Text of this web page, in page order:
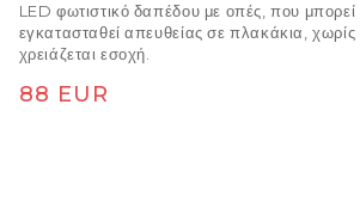
LED φωτιστικό δαπέδου με οπές, που μπορεί
εγκατασταθεί απευθείας σε πλακάκια, χωρίς
χρειάζεται εσοχή.
Κανονική
88 EUR